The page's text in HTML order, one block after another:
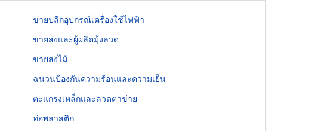
ขายปลีกอุปกรณ์เครื่องใช้ไฟฟ้า
ขายส่งและผู้ผลิตมุ้งลวด
ขายส่งไม้
ฉนวนป้องกันความร้อนและความเย็น
ตะแกรงเหล็กและลวดตาข่าย
ท่อพลาสติก